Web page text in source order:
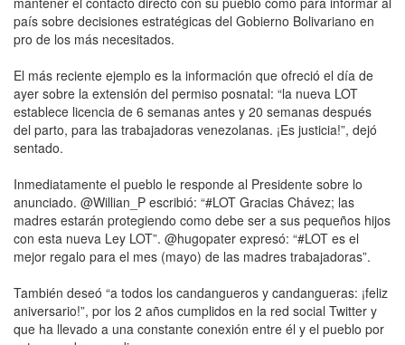
país sobre decisiones estratégicas del Gobierno Bolivariano en
pro de los más necesitados.
El más reciente ejemplo es la información que ofreció el día de
ayer sobre la extensión del permiso posnatal: “la nueva LOT
establece licencia de 6 semanas antes y 20 semanas después
del parto, para las trabajadoras venezolanas. ¡Es justicia!”, dejó
sentado.
Inmediatamente el pueblo le responde al Presidente sobre lo
anunciado. @Willian_P escribió: “#LOT Gracias Chávez; las
madres estarán protegiendo como debe ser a sus pequeños hijos
con esta nueva Ley LOT”. @hugopater expresó: “#LOT es el
mejor regalo para el mes (mayo) de las madres trabajadoras”.
También deseó “a todos los candangueros y candangueras: ¡feliz
aniversario!”, por los 2 años cumplidos en la red social Twitter y
que ha llevado a una constante conexión entre él y el pueblo por